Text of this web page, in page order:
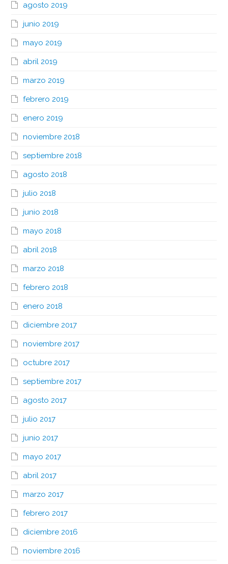
agosto 2019
junio 2019
mayo 2019
abril 2019
marzo 2019
febrero 2019
enero 2019
noviembre 2018
septiembre 2018
agosto 2018
julio 2018
junio 2018
mayo 2018
abril 2018
marzo 2018
febrero 2018
enero 2018
diciembre 2017
noviembre 2017
octubre 2017
septiembre 2017
agosto 2017
julio 2017
junio 2017
mayo 2017
abril 2017
marzo 2017
febrero 2017
diciembre 2016
noviembre 2016